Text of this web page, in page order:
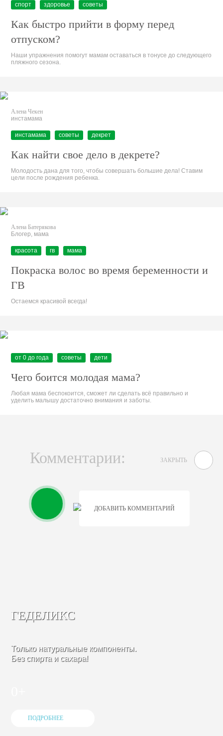
спорт здоровье советы
Как быстро прийти в форму перед
отпуском?
Наши упражнения помогут мамам оставаться в тонусе до следующего
пляжного сезона.
Алена Чекен
инстамама
инстамама советы декрет
Как найти свое дело в декрете?
Молодость дана для того, чтобы совершать большие дела! Ставим
цели после рождения ребенка.
Алена Батерякова
Блогер, мама
красота гв мама
Покраска волос во время беременности и
ГВ
Остаемся красивой всегда!
от 0 до года советы дети
Чего боится молодая мама?
Любая мама беспокоится, сможет ли сделать всё правильно и
уделить малышу достаточно внимания и заботы.
Комментарии: ЗАКРЫТЬ
ДОБАВИТЬ КОММЕНТАРИЙ
ГЕДЕЛИКС
Только натуральные компоненты.
Без спирта и сахара!
ПОДРОБНЕЕ